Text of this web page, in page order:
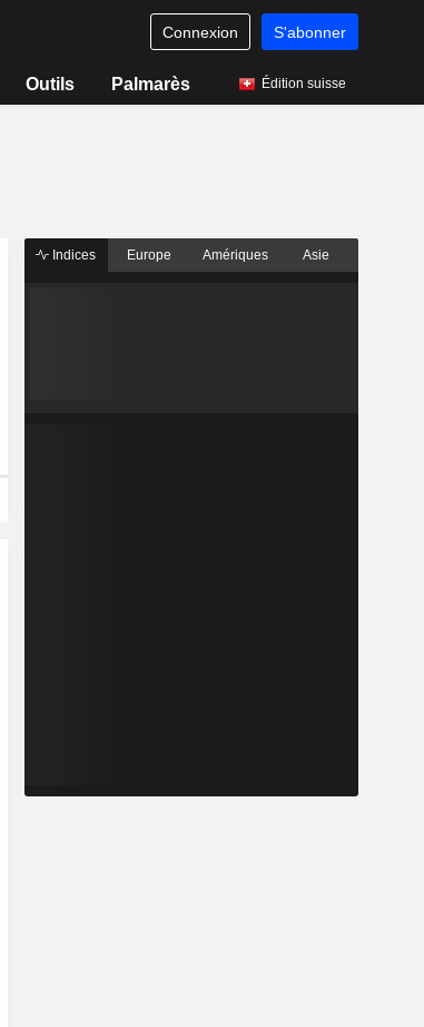
Connexion S'abonner
Outils Palmarès Édition suisse
Indices Europe Amériques Asie